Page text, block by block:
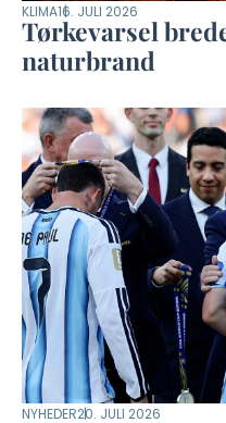
KLIMA16. JULI 2026
Tørkevarsel
naturbrand
NYHEDER20. JULI 2026